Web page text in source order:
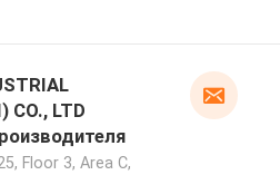
CO., LTD
Floor 3, Area C,